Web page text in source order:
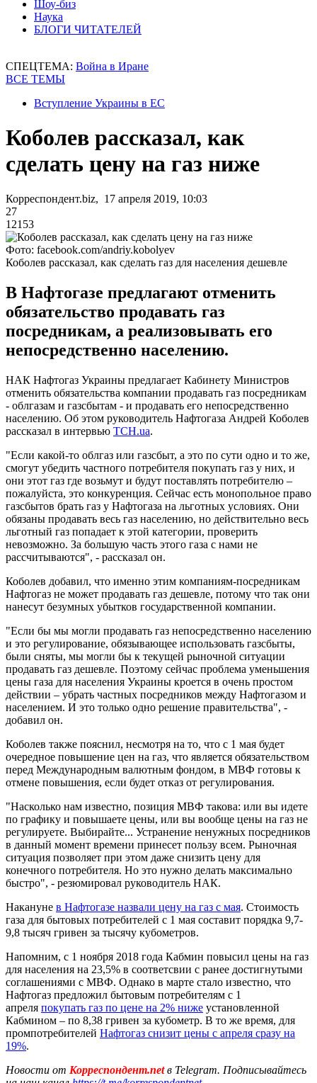
Шоу-биз
Наука
БЛОГИ ЧИТАТЕЛЕЙ
СПЕЦТЕМА: Война в Иране
ВСЕ ТЕМЫ
Вступление Украины в ЕС
Коболев рассказал, как
сделать цену на газ ниже
Корреспондент.biz, 17 апреля 2019, 10:03
27
12153
Фото: facebook.com/andriy.kobolyev
Коболев рассказал, как сделать газ для населения дешевле
В Нафтогазе предлагают отменить
обязательство продавать газ
посредникам, а реализовывать его
непосредственно населению.
НАК Нафтогаз Украины предлагает Кабинету Министров
отменить обязательства компании продавать газ посредникам
- облгазам и газcбытам - и продавать его непосредственно
населению. Об этом руководитель Нафтогаза Андрей Коболев
рассказал в интервью ТСН.ua.
"Если какой-то облгаз или газсбыт, а это по сути одно и то же,
смогут убедить частного потребителя покупать газ у них, и
они этот газ где возьмут и будут поставлять потребителю –
пожалуйста, это конкуренция. Сейчас есть монопольное право
газсбытов брать газ у Нафтогаза на льготных условиях. Они
обязаны продавать весь газ населению, но действительно весь
льготный газ попадает к этой категории, проверить
невозможно. За большую часть этого газа с нами не
рассчитываются", - рассказал он.
Коболев добавил, что именно этим компаниям-посредникам
Нафтогаз не может продавать газ дешевле, потому что так они
нанесут безумных убытков государственной компании.
"Если бы мы могли продавать газ непосредственно населению
и это регулирование, обязывающее использовать газсбыты,
были сняты, мы могли бы к текущей рыночной ситуации
продавать газ дешевле. Поэтому сейчас проблема уменьшения
цены газа для населения Украины кроется в очень простом
действии – убрать частных посредников между Нафтогазом и
населением. И это только одно решение правительства", -
добавил он.
Коболев также пояснил, несмотря на то, что с 1 мая будет
очередное повышение цен на газ, что является обязательством
перед Международным валютным фондом, в МВФ готовы к
отмене повышения, если будет отказ от регулирования.
"Насколько нам известно, позиция МВФ такова: или вы идете
по графику и повышаете цены, или вы вообще цены на газ не
регулируете. Выбирайте... Устранение ненужных посредников
в данный момент времени принесет пользу всем. Рыночная
ситуация позволяет при этом даже снизить цену для
конечного потребителя. Но это нужно делать максимально
быстро", - резюмировал руководитель НАК.
Накануне в Нафтогазе назвали цену на газ с мая. Стоимость
газа для бытовых потребителей с 1 мая составит порядка 9,7-
9,8 тысяч гривен за тысячу кубометров.
Напомним, с 1 ноября 2018 года Кабмин повысил цены на газ
для населения на 23,5% в соответсвии с ранее достигнутыми
соглашениями с МВФ. Однако в марте стало известно, что
Нафтогаз предложил бытовым потребителям с 1
апреля покупать газ по цене на 2% ниже установленной
Кабмином – по 8,38 гривен за кубометр. В то же время, для
промпотребителей Нафтогаз снизит цены с апреля сразу на
19%.
Новости от Корреспондент.netв Telegram. Подписывайтесь